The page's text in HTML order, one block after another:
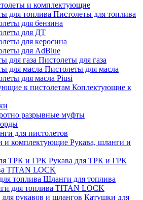
и комплектующие
Пистолеты для топлива
для бензина
для ДТ
для керосина
для AdBlue
Пистолеты для газа
Пистолеты для масла
для масла Piusi
Коплектующие к
разрывные муфты
для пистолетов
Рукава, шланги и
Рукава для ТРК и ГРК
TITAN LOCK
Шланги для топлива
для топлива TITAN LOCK
Катушки для